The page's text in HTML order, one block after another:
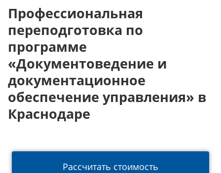
Профессиональная
переподготовка по
программе
«Документоведение и
документационное
обеспечение управления» в
Краснодаре
Рассчитать стоимость